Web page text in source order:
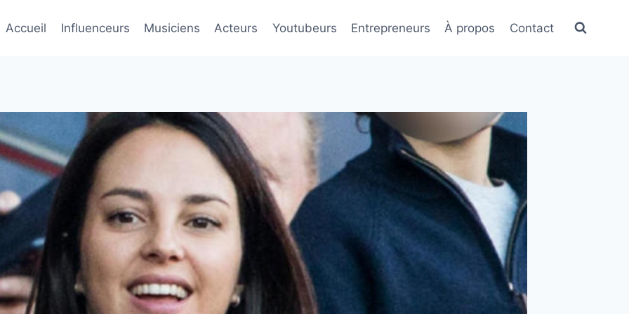
Accueil Influenceurs Musiciens Acteurs Youtubeurs Entrepreneurs À propos Contact